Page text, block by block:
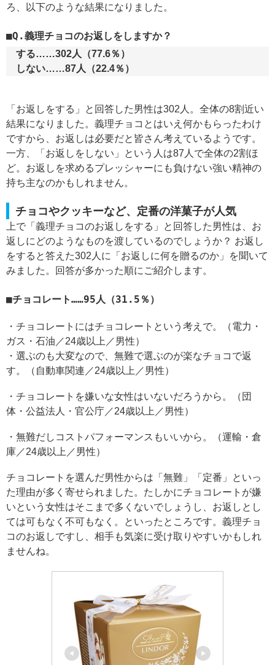
ろ、以下のような結果になりました。
Q.義理チョコのお返しをしますか？
する……302人（77.6％）
しない……87人（22.4％）
「お返しをする」と回答した男性は302人。全体の8割近い
結果になりました。義理チョコとはいえ何かもらったわけ
ですから、お返しは必要だと皆さん考えているようです。
一方、「お返しをしない」という人は87人で全体の2割ほ
ど。お返しを求めるプレッシャーにも負けない強い精神の
持ち主なのかもしれません。
チョコやクッキーなど、定番の洋菓子が人気
上で「義理チョコのお返しをする」と回答した男性は、お
返しにどのようなものを渡しているのでしょうか？ お返し
をすると答えた302人に「お返しに何を贈るのか」を聞いて
みました。回答が多かった順にご紹介します。
チョコレート……95人（31.5％）
・チョコレートにはチョコレートという考えで。（電力・
ガス・石油／24歳以上／男性）
・選ぶのも大変なので、無難で選ぶのが楽なチョコで返
す。（自動車関連／24歳以上／男性）
・チョコレートを嫌いな女性はいないだろうから。（団
体・公益法人・官公庁／24歳以上／男性）
・無難だしコストパフォーマンスもいいから。（運輸・倉
庫／24歳以上／男性）
チョコレートを選んだ男性からは「無難」「定番」といっ
た理由が多く寄せられました。たしかにチョコレートが嫌
いという女性はそこまで多くないでしょうし、お返しとし
ては可もなく不可もなく。といったところです。義理チョ
コのお返しですし、相手も気楽に受け取りやすいかもしれ
ませんね。